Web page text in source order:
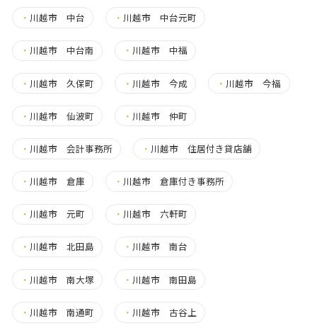
・ 川越市 中台 ・ 川越市 中台元町
・ 川越市 中台南 ・ 川越市 中福
・ 川越市 久保町 ・ 川越市 今成 ・ 川越市 今福
・ 川越市 仙波町 ・ 川越市 仲町
・ 川越市 会計事務所 ・ 川越市 住居付き貸店舗
・ 川越市 倉庫 ・ 川越市 倉庫付き事務所
・ 川越市 元町 ・ 川越市 六軒町
・ 川越市 北田島 ・ 川越市 南台
・ 川越市 南大塚 ・ 川越市 南田島
・ 川越市 南通町 ・ 川越市 古谷上